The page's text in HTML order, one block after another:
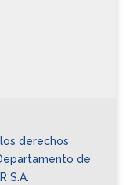
derechos
de
S.A.